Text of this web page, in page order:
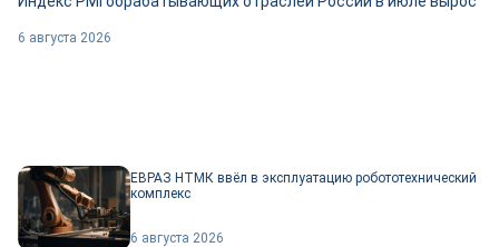
6 августа 2026
ЕВРАЗ НТМК ввёл в эксплуатацию робототехнический
комплекс
6 августа 2026